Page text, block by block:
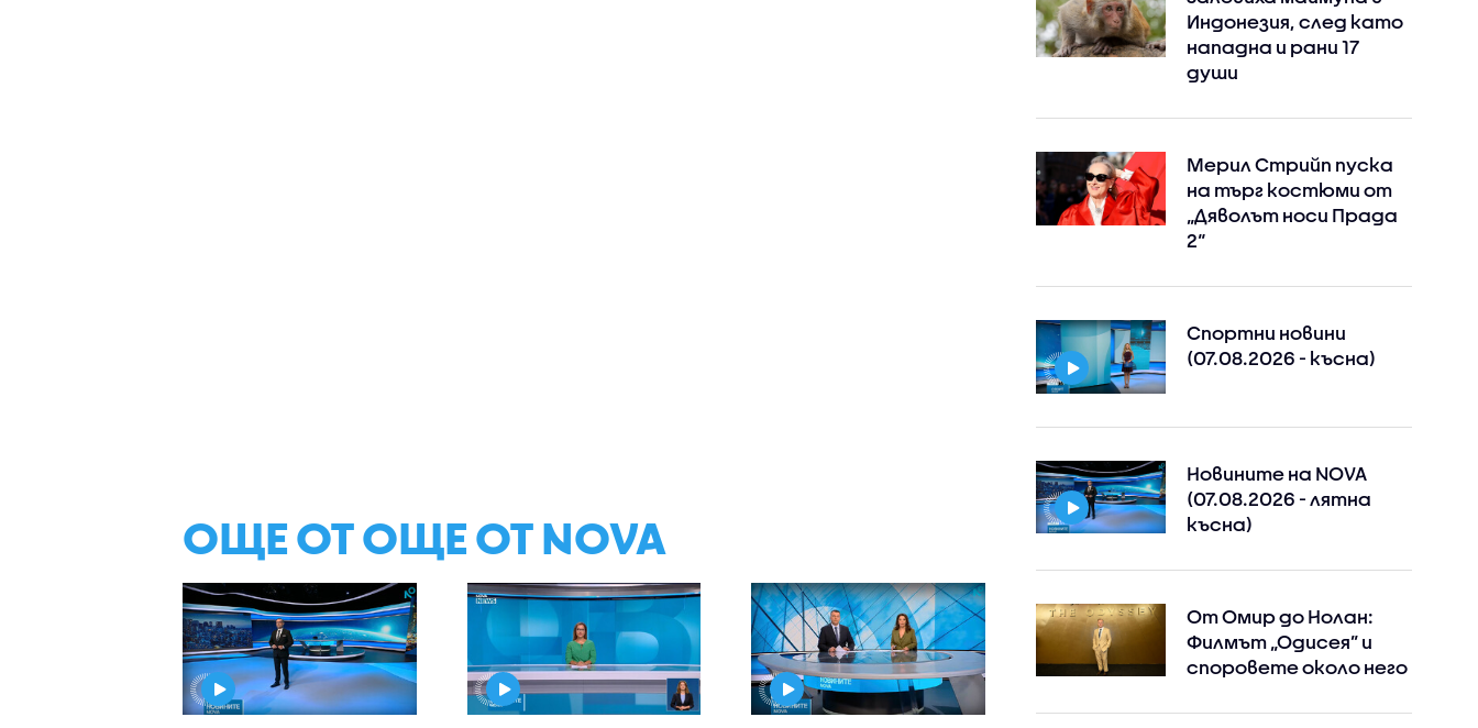
ОЩЕ ОТ ОЩЕ ОТ NOVA
Индонезия, след като
нападна и рани 17
души
Мерил Стрийп пуска
на търг костюми от
„Дяволът носи Прада
2“
Спортни новини
(07.08.2026 - късна)
Новините на NOVA
(07.08.2026 - лятна
късна)
От Омир до Нолан:
Филмът „Одисея” и
споровете около него